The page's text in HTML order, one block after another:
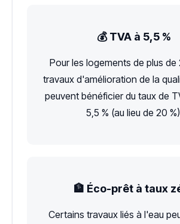
💰 TVA à 5,5 %
Pour les logements de plus de
travaux d'amélioration de la
peuvent bénéficier du taux de
5,5 % (au lieu de 20
🏦 Éco-prêt à taux
Certains travaux liés à l'eau